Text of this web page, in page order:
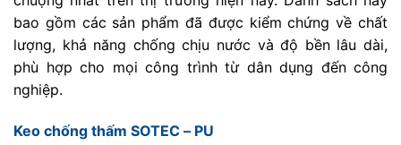
bao gồm các sản phẩm đã được kiểm chứng về chất
lượng, khả năng chống chịu nước và độ bền lâu dài,
phù hợp cho mọi công trình từ dân dụng đến công
nghiệp.
Keo chống thấm SOTEC – PU